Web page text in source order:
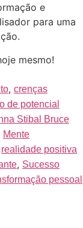
e
para uma
mesmo!
, crenças
de potencial
Stibal Bruce
Mente
realidade positiva
, Sucesso
pessoal